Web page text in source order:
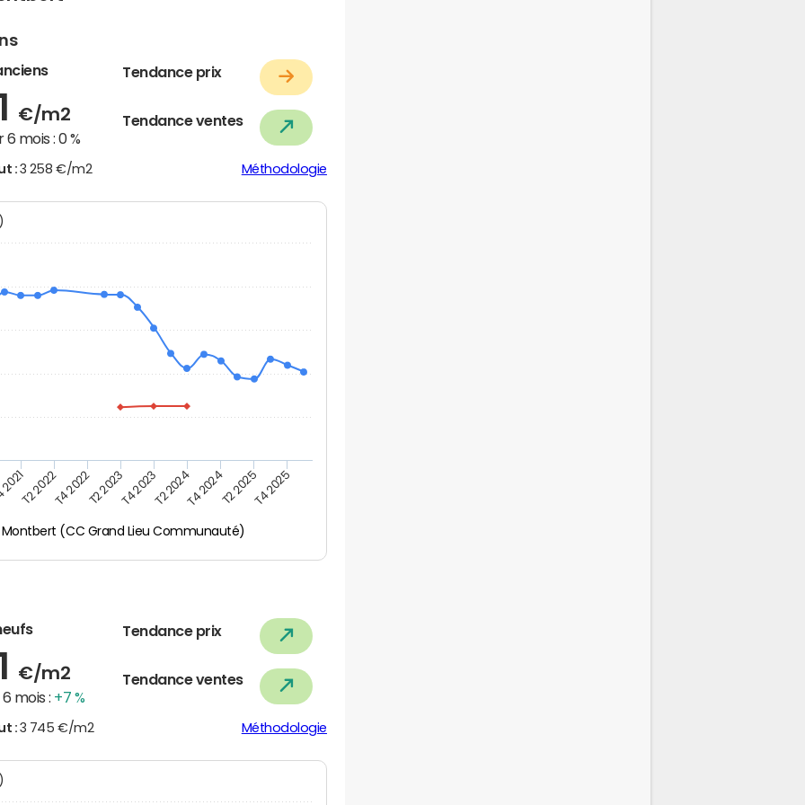
€/m2
6 mois :0 %
Tendance prix
Tendance ventes
: 3 258 €/m2 Méthodologie
Montbert (CC Grand Lieu Communauté)
T2 2022T4 2022T2 2023T4 2023T2 2024T4 2024T2 2025T4 2025
€/m2
mois : +7 %
Tendance prix
Tendance ventes
: 3 745 €/m2 Méthodologie